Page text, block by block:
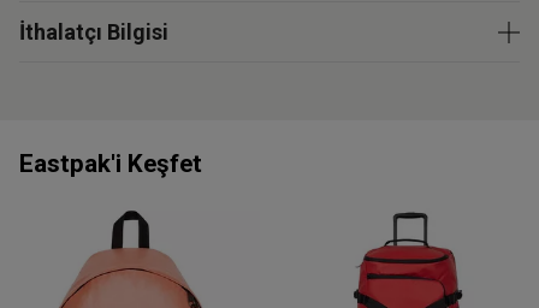
İthalatçı Bilgisi
Eastpak'i Keşfet